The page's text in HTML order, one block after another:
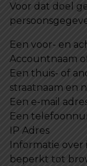
Voor dat doel
Een voor- en
Accountnaam
Een thuis- of
straatnaam en
Een e-mail
Een
IP Adres
Informatie
beperkt tot